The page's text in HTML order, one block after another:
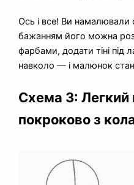
Ось і все! Ви намалювали
бажанням його можна
фарбами, додати тіні під
навколо — і малюнок
Схема 3:
покроково з